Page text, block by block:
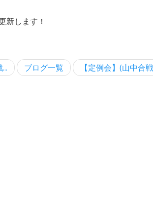
新します！
ブログ一覧 【定例会】(山中合